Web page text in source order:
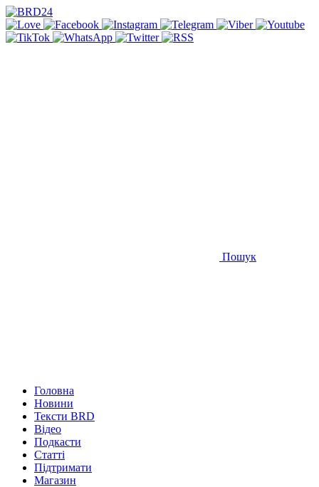
Пошук
Головна
Новини
Тексти BRD
Відео
Подкасти
Статті
Підтримати
Магазин